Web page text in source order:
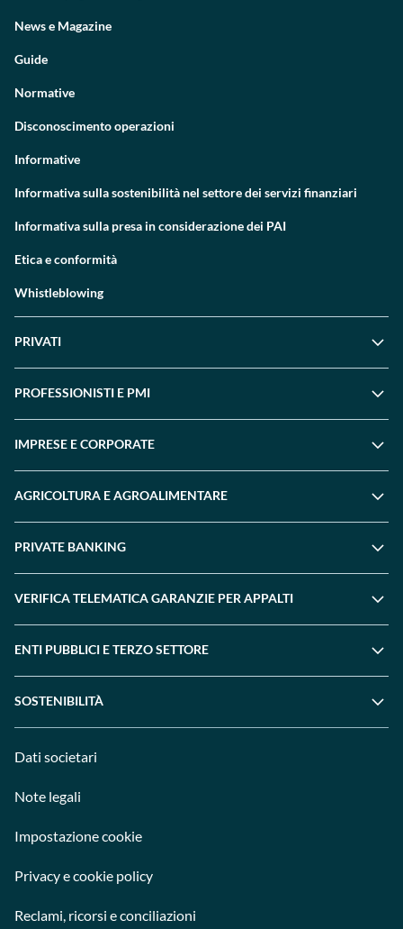
News e Magazine
Guide
Normative
Disconoscimento operazioni
Informative
Informativa sulla sostenibilità nel settore dei servizi finanziari
Informativa sulla presa in considerazione dei PAI
Etica e conformità
Whistleblowing
PRIVATI
PROFESSIONISTI E PMI
IMPRESE E CORPORATE
AGRICOLTURA E AGROALIMENTARE
PRIVATE BANKING
VERIFICA TELEMATICA GARANZIE PER APPALTI
ENTI PUBBLICI E TERZO SETTORE
SOSTENIBILITÀ
Dati societari
Note legali
Impostazione cookie
Privacy e cookie policy
Reclami, ricorsi e conciliazioni